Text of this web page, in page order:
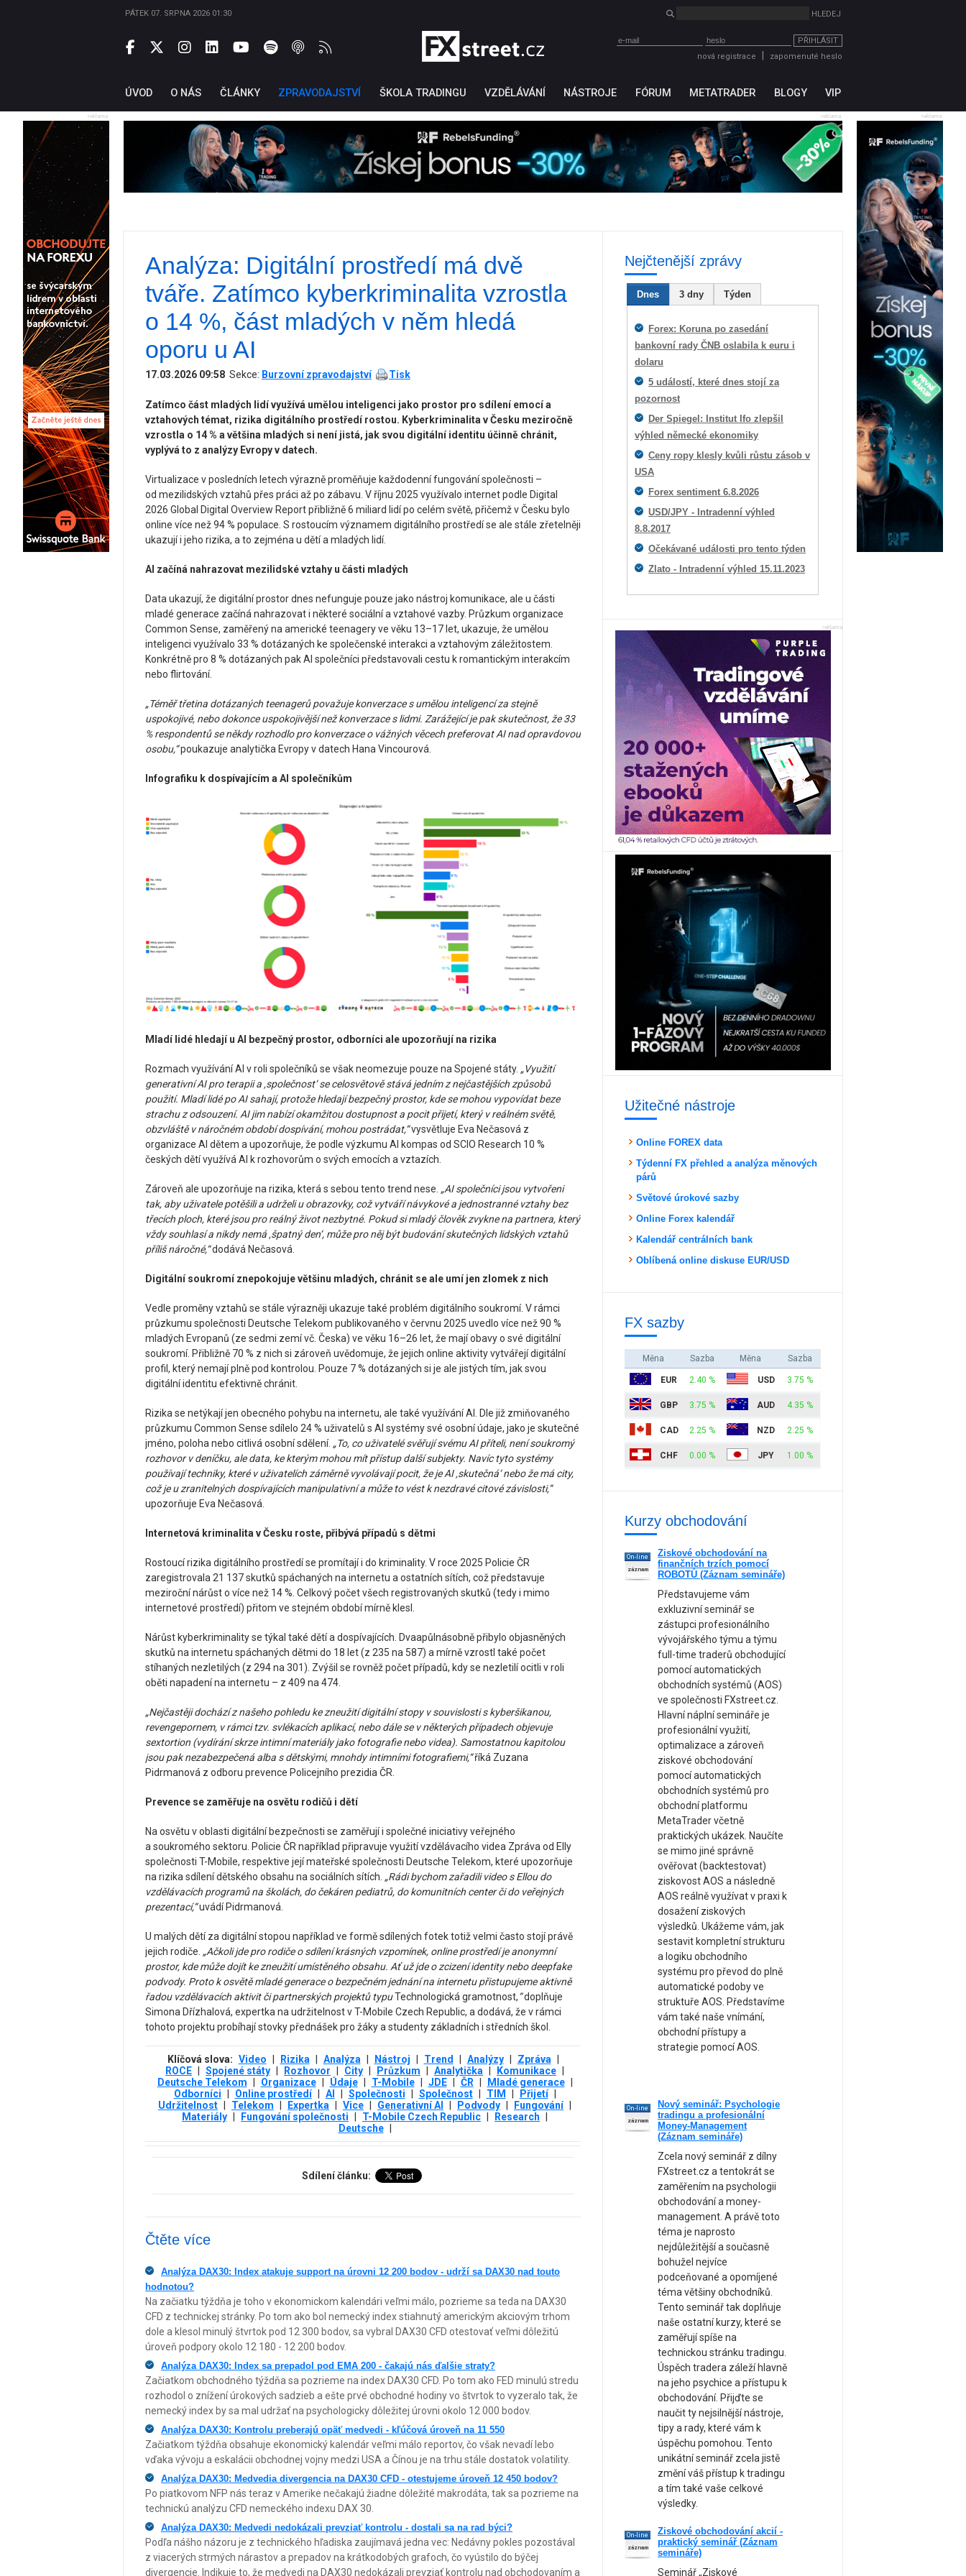
PÁTEK 07. SRPNA 2026 01:30
PŘIHLÁSIT
nová registrace
zapomenuté heslo
ÚVOD O NÁS ČLÁNKY ZPRAVODAJSTVÍ ŠKOLA TRADINGU VZDĚLÁVÁNÍ NÁSTROJE FÓRUM METATRADER BLOGY VIP
reklama reklama
reklama
Ticker Tapeby TradingView
Analýza: Digitální prostředí má dvě
tváře. Zatímco kyberkriminalita vzrostla
o 14 %, část mladých v něm hledá
oporu u AI
17.03.2026 09:58 Sekce: Burzovní zpravodajství Tisk
Zatímco část mladých lidí využívá umělou inteligenci jako prostor pro sdílení emocí a
vztahových témat, rizika digitálního prostředí rostou. Kyberkriminalita v Česku meziročně
vzrostla o 14 % a většina mladých si není jistá, jak svou digitální identitu účinně chránit,
vyplývá to z analýzy Evropy v datech.
Virtualizace v posledních letech výrazně proměňuje každodenní fungování společnosti –
od mezilidských vztahů přes práci až po zábavu. V říjnu 2025 využívalo internet podle Digital
2026 Global Digital Overview Report přibližně 6 miliard lidí po celém světě, přičemž v Česku bylo
online více než 94 % populace. S rostoucím významem digitálního prostředí se ale stále zřetelněji
ukazují i jeho rizika, a to zejména u dětí a mladých lidí.
AI začíná nahrazovat mezilidské vztahy u části mladých
Data ukazují, že digitální prostor dnes nefunguje pouze jako nástroj komunikace, ale u části
mladé generace začíná nahrazovat i některé sociální a vztahové vazby. Průzkum organizace
Common Sense, zaměřený na americké teenagery ve věku 13–17 let, ukazuje, že umělou
inteligenci využívalo 33 % dotázaných ke společenské interakci a vztahovým záležitostem.
Konkrétně pro 8 % dotázaných pak AI společníci představovali cestu k romantickým interakcím
nebo flirtování.
„Téměř třetina dotázaných teenagerů považuje konverzace s umělou inteligencí za stejně
uspokojivé, nebo dokonce uspokojivější než konverzace s lidmi. Zarážející je pak skutečnost, že 33
% respondentů se někdy rozhodlo pro konverzace o vážných věcech preferovat AI nad opravdovou
osobu,“poukazuje analytička Evropy v datech Hana Vincourová.
Infografiku k dospívajícím a AI společníkům
Mladí lidé hledají u AI bezpečný prostor, odborníci ale upozorňují na rizika
Rozmach využívání AI v roli společníků se však neomezuje pouze na Spojené státy. „Využití
generativní AI pro terapii a ‚společnost‘ se celosvětově stává jedním z nejčastějších způsobů
použití. Mladí lidé po AI sahají, protože hledají bezpečný prostor, kde se mohou vypovídat beze
strachu z odsouzení. AI jim nabízí okamžitou dostupnost a pocit přijetí, který v reálném světě,
obzvláště v náročném období dospívání, mohou postrádat,“vysvětluje Eva Nečasová z
organizace AI dětem a upozorňuje, že podle výzkumu AI kompas od SCIO Research 10 %
českých dětí využívá AI k rozhovorům o svých emocích a vztazích.
Zároveň ale upozorňuje na rizika, která s sebou tento trend nese. „AI společníci jsou vytvořeni
tak, aby uživatele potěšili a udrželi u obrazovky, což vytváří návykové a jednostranné vztahy bez
třecích ploch, které jsou pro reálný život nezbytné. Pokud si mladý člověk zvykne na partnera, který
vždy souhlasí a nikdy nemá ‚špatný den‘, může pro něj být budování skutečných lidských vztahů
příliš náročné,“dodává Nečasová.
Digitální soukromí znepokojuje většinu mladých, chránit se ale umí jen zlomek z nich
Vedle proměny vztahů se stále výrazněji ukazuje také problém digitálního soukromí. V rámci
průzkumu společnosti Deutsche Telekom publikovaného v červnu 2025 uvedlo více než 90 %
mladých Evropanů (ze sedmi zemí vč. Česka) ve věku 16–26 let, že mají obavy o své digitální
soukromí. Přibližně 70 % z nich si zároveň uvědomuje, že jejich online aktivity vytvářejí digitální
profil, který nemají plně pod kontrolou. Pouze 7 % dotázaných si je ale jistých tím, jak svou
digitální identitu efektivně chránit.
Rizika se netýkají jen obecného pohybu na internetu, ale také využívání AI. Dle již zmiňovaného
průzkumu Common Sense sdílelo 24 % uživatelů s AI systémy své osobní údaje, jako je skutečné
jméno, poloha nebo citlivá osobní sdělení. „To, co uživatelé svěřují svému AI příteli, není soukromý
rozhovor v deníčku, ale data, ke kterým mohou mít přístup další subjekty. Navíc tyto systémy
používají techniky, které v uživatelích záměrně vyvolávají pocit, že je AI ‚skutečná‘ nebo že má city,
což je u zranitelných dospívajících manipulativní a může to vést k nezdravé citové závislosti,“
upozorňuje Eva Nečasová.
Internetová kriminalita v Česku roste, přibývá případů s dětmi
Rostoucí rizika digitálního prostředí se promítají i do kriminality. V roce 2025 Policie ČR
zaregistrovala 21 137 skutků spáchaných na internetu a ostatních sítích, což představuje
meziroční nárůst o více než 14 %. Celkový počet všech registrovaných skutků (tedy i mimo
internetové prostředí) přitom ve stejném období mírně klesl.
Nárůst kyberkriminality se týkal také dětí a dospívajících. Dvaapůlnásobně přibylo objasněných
skutků na internetu spáchaných dětmi do 18 let (z 235 na 587) a mírně vzrostl také počet
stíhaných nezletilých (z 294 na 301). Zvýšil se rovněž počet případů, kdy se nezletilí ocitli v roli
oběti napadení na internetu – z 409 na 474.
„Nejčastěji dochází z našeho pohledu ke zneužití digitální stopy v souvislosti s kyberšikanou,
revengepornem, v rámci tzv. svlékacích aplikací, nebo dále se v některých případech objevuje
sextortion (vydírání skrze intimní materiály jako fotografie nebo videa). Samostatnou kapitolou
jsou pak nezabezpečená alba s dětskými, mnohdy intimními fotografiemi,“říká Zuzana
Pidrmanová z odboru prevence Policejního prezidia ČR.
Prevence se zaměřuje na osvětu rodičů i dětí
Na osvětu v oblasti digitální bezpečnosti se zaměřují i společné iniciativy veřejného
a soukromého sektoru. Policie ČR například připravuje využití vzdělávacího videa Zpráva od Elly
společnosti T-Mobile, respektive její mateřské společnosti Deutsche Telekom, které upozorňuje
na rizika sdílení dětského obsahu na sociálních sítích. „Rádi bychom zařadili video s Ellou do
vzdělávacích programů na školách, do čekáren pediatrů, do komunitních center či do veřejných
prezentací,“uvádí Pidrmanová.
U malých dětí za digitální stopou například ve formě sdílených fotek totiž velmi často stojí právě
jejich rodiče. „Ačkoli jde pro rodiče o sdílení krásných vzpomínek, online prostředí je anonymní
prostor, kde může dojít ke zneužití umístěného obsahu. Ať už jde o zcizení identity nebo deepfake
podvody. Proto k osvětě mladé generace o bezpečném jednání na internetu přistupujeme aktivně
řadou vzdělávacích aktivit či partnerských projektů typuTechnologická gramotnost,”doplňuje
Simona Dřízhalová, expertka na udržitelnost v T-Mobile Czech Republic, a dodává, že v rámci
tohoto projektu probíhají stovky přednášek pro žáky a studenty základních i středních škol.
Klíčová slova: Video Rizika Analýza Nástroj Trend Analýzy Zpráva
ROCE
Spojené státy Rozhovor City Průzkum Analytička Komunikace
Deutsche Telekom
Organizace Údaje T-Mobile JDE ČR Mladé generace
Odborníci
Online prostředí AI Společnosti Společnost TIM Přijetí
Udržitelnost
Telekom Expertka Vice Generativní AI Podvody Fungování
Materiály
Fungování společnosti T-Mobile Czech Republic Research
Deutsche
Sdílení článku:
Čtěte více
Analýza DAX30: Index atakuje support na úrovni 12 200 bodov - udrží sa DAX30 nad touto
hodnotou?
Na začiatku týždňa je toho v ekonomickom kalendári veľmi málo, pozrieme sa teda na DAX30
CFD z technickej stránky. Po tom ako bol nemecký index stiahnutý americkým akciovým trhom
dole a klesol minulý štvrtok pod 12 300 bodov, sa vybral DAX30 CFD otestovať veľmi dôležitú
úroveň podpory okolo 12 180 - 12 200 bodov.
Analýza DAX30: Index sa prepadol pod EMA 200 - čakajú nás ďalšie straty?
Začiatkom obchodného týždňa sa pozrieme na index DAX30 CFD. Po tom ako FED minulú stredu
rozhodol o znížení úrokových sadzieb a ešte prvé obchodné hodiny vo štvrtok to vyzeralo tak, že
nemecký index by sa mal udržať na psychologicky dôležitej úrovni okolo 12 000 bodov.
Analýza DAX30: Kontrolu preberajú opäť medvedi - kľúčová úroveň na 11 550
Začiatkom týždňa obsahuje ekonomický kalendár veľmi málo reportov, čo však nevadí lebo
vďaka vývoju a eskalácii obchodnej vojny medzi USA a Čínou je na trhu stále dostatok volatility.
Analýza DAX30: Medvedia divergencia na DAX30 CFD - otestujeme úroveň 12 450 bodov?
Po piatkovom NFP nás teraz v Amerike nečakajú žiadne dôležité makrodáta, tak sa pozrieme na
technickú analýzu CFD nemeckého indexu DAX 30.
Analýza DAX30: Medvedi nedokázali prevziať kontrolu - dostali sa na rad býci?
Podľa nášho názoru je z technického hľadiska zaujímavá jedna vec: Nedávny pokles pozostával
z viacerých strmých nárastov a prepadov na krátkodobých grafoch, čo vyústilo do býčej
divergencie. Indikuje to, že medvedi na DAX30 nedokázali prevziať kontrolu nad obchodovaním a
Nejčtenější zprávy
Dnes 3 dny Týden
Forex: Koruna po zasedání
bankovní rady ČNB oslabila k euru i
dolaru
5 událostí, které dnes stojí za
pozornost
Der Spiegel: Institut Ifo zlepšil
výhled německé ekonomiky
Ceny ropy klesly kvůli růstu zásob v
USA
Forex sentiment 6.8.2026
USD/JPY - Intradenní výhled
8.8.2017
Očekávané události pro tento týden
Zlato - Intradenní výhled 15.11.2023
reklama
Užitečné nástroje
Online FOREX data
Týdenní FX přehled a analýza měnových
párů
Světové úrokové sazby
Online Forex kalendář
Kalendář centrálních bank
Oblíbená online diskuse EUR/USD
FX sazby
Měna Sazba Měna Sazba
EUR 2.40 % USD 3.75 %
GBP 3.75 % AUD 4.35 %
CAD 2.25 % NZD 2.25 %
CHF 0.00 % JPY 1.00 %
Kurzy obchodování
On-line
záznam
Ziskové obchodování na
finančních trzích pomocí
ROBOTŮ (Záznam semináře)
Představujeme vám
exkluzivní seminář se
zástupci profesionálního
vývojářského týmu a týmu
full-time traderů obchodující
pomocí automatických
obchodních systémů (AOS)
ve společnosti FXstreet.cz.
Hlavní náplní semináře je
profesionální využití,
optimalizace a zároveň
ziskové obchodování
pomocí automatických
obchodních systémů pro
obchodní platformu
MetaTrader včetně
praktických ukázek. Naučíte
se mimo jiné správně
ověřovat (backtestovat)
ziskovost AOS a následně
AOS reálně využívat v praxi k
dosažení ziskových
výsledků. Ukážeme vám, jak
sestavit kompletní strukturu
a logiku obchodního
systému pro převod do plně
automatické podoby ve
struktuře AOS. Představíme
vám také naše vnímání,
obchodní přístupy a
strategie pomocí AOS.
On-line
záznam
Nový seminář: Psychologie
tradingu a profesionální
Money-Management
(Záznam semináře)
Zcela nový seminář z dílny
FXstreet.cz a tentokrát se
zaměřením na psychologii
obchodování a money-
management. A právě toto
téma je naprosto
nejdůležitější a současně
bohužel nejvíce
podceňované a opomíjené
téma většiny obchodníků.
Tento seminář tak doplňuje
naše ostatní kurzy, které se
zaměřují spíše na
technickou stránku tradingu.
Úspěch tradera záleží hlavně
na jeho psychice a přístupu k
obchodování. Přijďte se
naučit ty nejsilnější nástroje,
tipy a rady, které vám k
úspěchu pomohou. Tento
unikátní seminář zcela jistě
změní váš přístup k tradingu
a tím také vaše celkové
výsledky.
On-line
záznam
Ziskové obchodování akcií -
praktický seminář (Záznam
semináře)
Seminář „Ziskové